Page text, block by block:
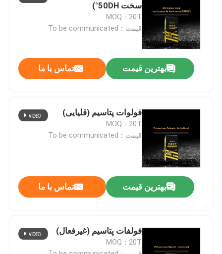
فیلم های
درباره ما
با ما تماس بگیرید
اخبار
سخت 50DH°)
MOQ：20T
قیمت：To be communicated
بهترین قیمت تماس با ما
فولوات پتاسیم (قلیایی)
MOQ：20T
قیمت：To be communicated
بهترین قیمت تماس با ما
فولفات پتاسیم (غیرفعال)
MOQ：20T